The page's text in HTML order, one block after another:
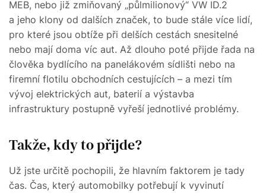
MEB, nebo již zmiňovaný „půlmilionový“ VW ID.2
a jeho klony od dalších značek, to bude stále více lidí,
pro které jsou obtíže při delších cestách snesitelné
nebo mají doma víc aut. Až dlouho poté přijde řada na
člověka bydlícího na panelákovém sídlišti nebo na
firemní flotilu obchodních cestujících – a mezi tím
vývoj elektrických aut, baterií a výstavba
infrastruktury postupně vyřeší jednotlivé problémy.
Takže, kdy to přijde?
Už jste určitě pochopili, že hlavním faktorem je tady
čas. Čas, který automobilky potřebují k vyvinutí